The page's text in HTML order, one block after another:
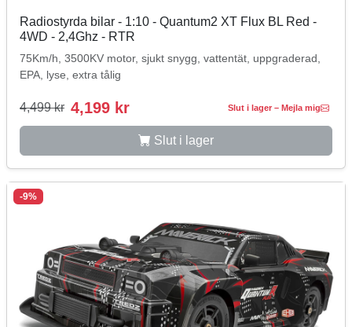
Radiostyrda bilar - 1:10 - Quantum2 XT Flux BL Red -
4WD - 2,4Ghz - RTR
75Km/h, 3500KV motor, sjukt snygg, vattentät, uppgraderad,
EPA, lyse, extra tålig
4,499 kr 4,199 kr Slut i lager – Mejla mig
Slut i lager
-9%